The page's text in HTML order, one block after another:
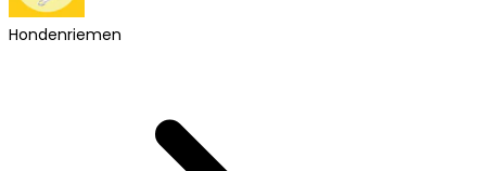
Hondenriemen